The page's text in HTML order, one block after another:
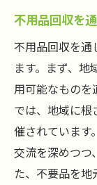
不用品回収を
不用品回収を通
ます。まず、
用可能なものを
では、地域に
催されています
交流を深めつつ
た、不要品を